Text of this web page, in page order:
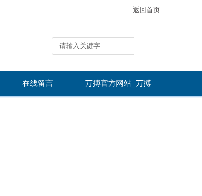
返回首页
在线留言 万搏官方网站_万搏